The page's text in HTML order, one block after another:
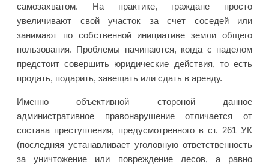
самозахватом. На практике, граждане просто
увеличивают свой участок за счет соседей или
занимают по собственной инициативе земли общего
пользования. Проблемы начинаются, когда с наделом
предстоит совершить юридические действия, то есть
продать, подарить, завещать или сдать в аренду.
Именно объективной стороной данное
административное правонарушение отличается от
состава преступления, предусмотренного в ст. 261 УК
(последняя устанавливает уголовную ответственность
за уничтожение или повреждение лесов, а равно